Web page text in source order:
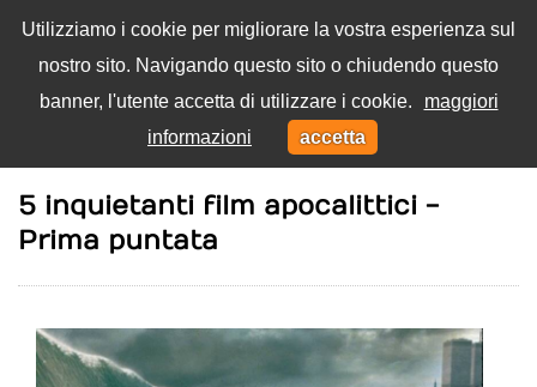
Utilizziamo i cookie per migliorare la vostra esperienza sul
nostro sito. Navigando questo sito o chiudendo questo
banner, l'utente accetta di utilizzare i cookie.
maggiori
informazioni
accetta
Menu
5 inquietanti film apocalittici -
Prima puntata